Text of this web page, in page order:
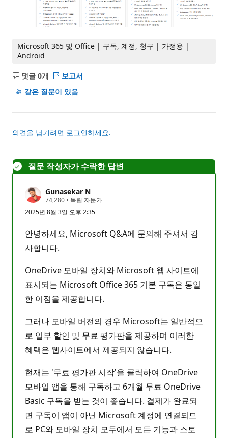
Microsoft 365 및 Office | 구독, 계정, 청구 | 가정용 |
Android
댓글 0개
설
명
음
보고서
같은 질문이 있음
의견을 남기려면 로그인하세요.
질문 작성자가 수락한 답변
Gunasekar N
74,280 평
포
트
• 독립 자문가
2025년 8월 3일 오후 2:35
안녕하세요, Microsoft Q&A에 문의해 주셔서 감
사합니다.
OneDrive 모바일 장치와 Microsoft 웹 사이트에
표시되는 Microsoft Office 365 기본 구독은 동일
한 이점을 제공합니다.
그러나 모바일 버전의 경우 Microsoft는 일반적으
로 일부 할인 및 무료 평가판을 제공하며 이러한
혜택은 웹사이트에서 제공되지 않습니다.
현재는 '무료 평가판 시작'을 클릭하여 OneDrive
모바일 앱을 통해 구독하고 6개월 무료 OneDrive
Basic 구독을 받는 것이 좋습니다. 결제가 완료되
면 구독이 앱이 아닌 Microsoft 계정에 연결되므
로 PC와 모바일 장치 모두에서 모든 기능과 스토